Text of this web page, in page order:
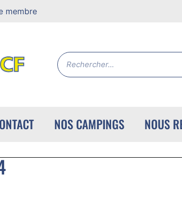
membre
NOS CAMPINGS NOUS